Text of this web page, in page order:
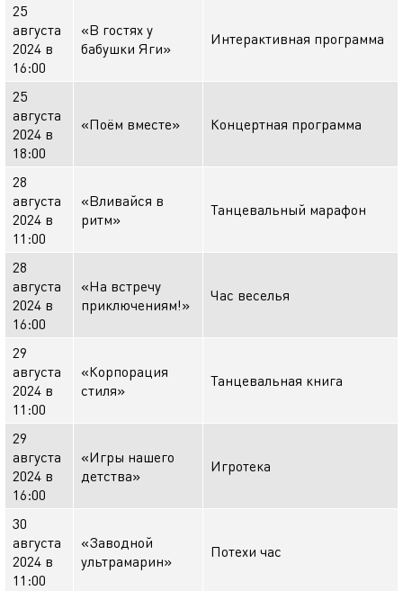
25
августа
2024 в
16:00
«В гостях у
бабушки Яги»
Интерактивная программа
25
августа
2024 в
18:00
«Поём вместе» Концертная программа
28
августа
2024 в
11:00
«Вливайся в
ритм»
Танцевальный марафон
28
августа
2024 в
16:00
«На встречу
приключениям!»
Час веселья
29
августа
2024 в
11:00
«Корпорация
стиля»
Танцевальная книга
29
августа
2024 в
16:00
«Игры нашего
детства»
Игротека
30
августа
2024 в
11:00
«Заводной
ультрамарин»
Потехи час